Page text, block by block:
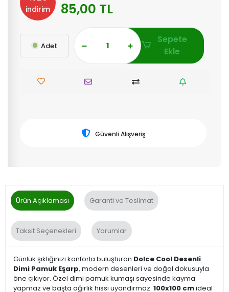
indirim 85,00 TL
Adet
Sepete
Ekle
Güvenli Alışveriş
Ürün Açıklaması Garanti ve Teslimat
Taksit Seçenekleri Yorumlar
Günlük şıklığınızı konforla buluşturan Dolce Cool Desenli
Dimi Pamuk Eşarp, modern desenleri ve doğal dokusuyla
öne çıkıyor. Özel dimi pamuk kumaşı sayesinde kayma
yapmaz ve başta ağırlık hissi uyandırmaz. 100x100 cmideal